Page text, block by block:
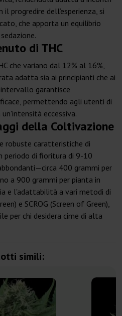
progredire dell’esperienza, si
che apporta un equilibrio
di THC
che variano dal 12% al 16%,
adatta sia ai principianti che ai
garantisce
permettendo agli utenti di
eccessiva.
della Coltivazione
robuste caratteristiche di
periodo di fioritura di 9-10
400 grammi per
a 900 grammi per pianta in
e l'adattabilità a vari metodi di
e SCROG (Screen of Green),
per chi desidera cime di alta
simili: